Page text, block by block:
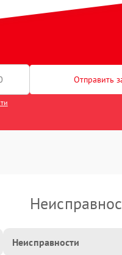
Отправить
Неисправности